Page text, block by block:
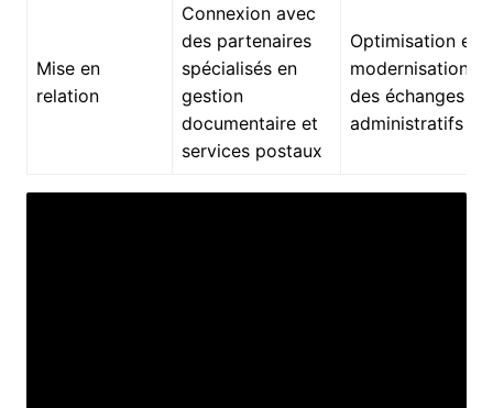
Mise en
relation
Connexion avec
des partenaires
spécialisés en
gestion
documentaire et
services postaux
Optimisation et
modernisation
des échanges
administratifs